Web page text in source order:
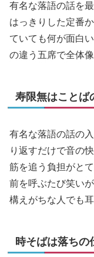
有名な落語の話を
はっきりした定番
ていても何が面白
の違う五席で全体
寿限無はことば
有名な落語の話の
り返すだけで音の
筋を追う負担がと
前を呼ぶたび笑い
構えがちな人でも
時そばは落ちの